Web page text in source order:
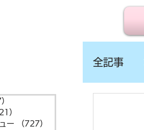
）
ー
（727）
全記事